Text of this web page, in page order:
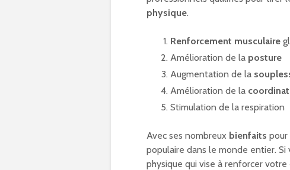
physique.
Renforcement musculaire
Amélioration de la posture
Augmentation de la
Amélioration de la
Stimulation de la respiration
Avec ses nombreux bienfaits pour
populaire dans le monde entier.
physique qui vise à renforcer